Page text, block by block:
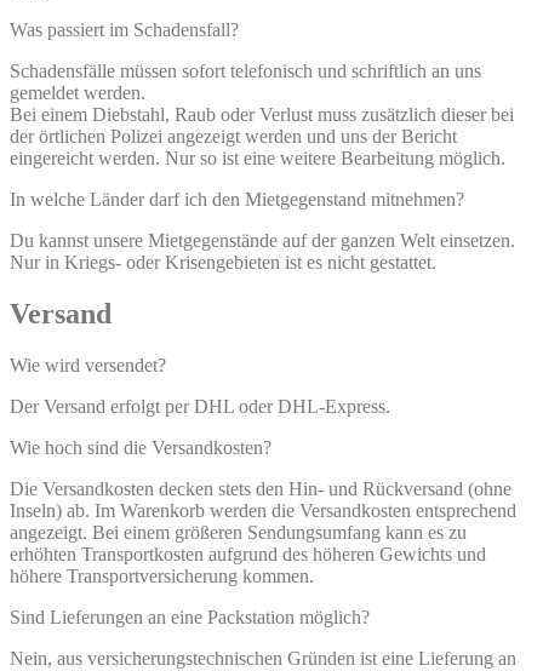
Was passiert im Schadensfall?
Schadensfälle müssen sofort telefonisch und schriftlich an uns
gemeldet werden.
Bei einem Diebstahl, Raub oder Verlust muss zusätzlich dieser bei
der örtlichen Polizei angezeigt werden und uns der Bericht
eingereicht werden. Nur so ist eine weitere Bearbeitung möglich.
In welche Länder darf ich den Mietgegenstand mitnehmen?
Du kannst unsere Mietgegenstände auf der ganzen Welt einsetzen.
Nur in Kriegs- oder Krisengebieten ist es nicht gestattet.
Versand
Wie wird versendet?
Der Versand erfolgt per DHL oder DHL-Express.
Wie hoch sind die Versandkosten?
Die Versandkosten decken stets den Hin- und Rückversand (ohne
Inseln) ab. Im Warenkorb werden die Versandkosten entsprechend
angezeigt. Bei einem größeren Sendungsumfang kann es zu
erhöhten Transportkosten aufgrund des höheren Gewichts und
höhere Transportversicherung kommen.
Sind Lieferungen an eine Packstation möglich?
Nein, aus versicherungstechnischen Gründen ist eine Lieferung an